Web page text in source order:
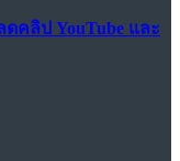
คลิป YouTube และ